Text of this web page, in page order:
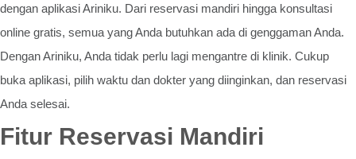
dengan aplikasi Ariniku. Dari reservasi mandiri hingga konsultasi
online gratis, semua yang Anda butuhkan ada di genggaman Anda.
Dengan Ariniku, Anda tidak perlu lagi mengantre di klinik. Cukup
buka aplikasi, pilih waktu dan dokter yang diinginkan, dan reservasi
Anda selesai.
Fitur Reservasi Mandiri